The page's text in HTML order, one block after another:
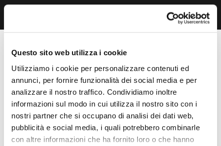
Questo sito web utilizza i cookie
Utilizziamo i cookie per personalizzare contenuti ed
annunci, per fornire funzionalità dei social media e per
analizzare il nostro traffico. Condividiamo inoltre
informazioni sul modo in cui utilizza il nostro sito con i
nostri partner che si occupano di analisi dei dati web,
pubblicità e social media, i quali potrebbero combinarle
con altre informazioni che ha fornito loro o che hanno